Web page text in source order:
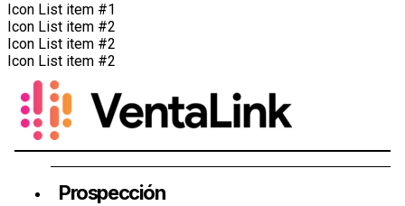
Icon List item #1
Icon List item #2
Icon List item #2
Icon List item #2
Prospección